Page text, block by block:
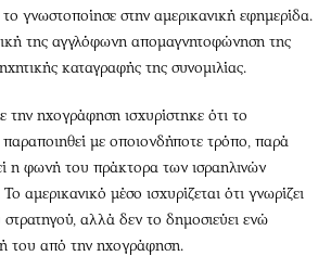
γνωστοποίησε στην αμερικανική εφημερίδα.
της αγγλόφωνη απομαγνητοφώνηση της
καταγραφής της συνομιλίας.
την ηχογράφηση ισχυρίστηκε ότι το
παραποιηθεί με οποιονδήποτε τρόπο, παρά
η φωνή του πράκτορα των ισραηλινών
αμερικανικό μέσο ισχυρίζεται ότι γνωρίζει
αλλά δεν το δημοσιεύει ενώ
του από την ηχογράφηση.